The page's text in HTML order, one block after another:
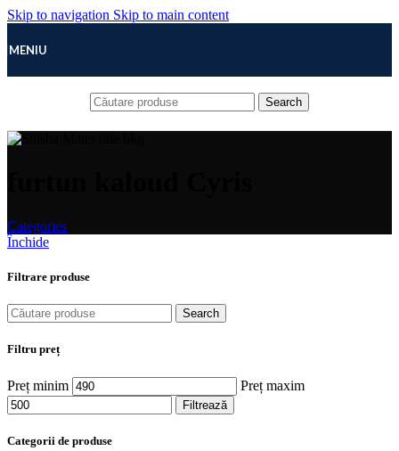
Skip to navigation Skip to main content
MENIU
Search
Categories
Închide
Filtrare produse
Search
Filtru preț
Preț minim Preț maxim
Filtrează
Categorii de produse